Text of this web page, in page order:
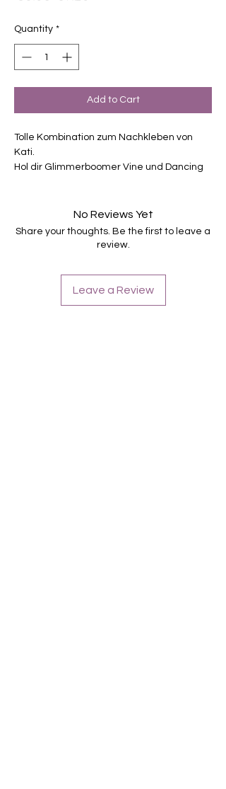
Quantity *
Add to Cart
Tolle Kombination zum Nachkleben von
Kati.
Hol dir Glimmerboomer Vine und Dancing
Exklusiv Design, nur erhältlich bei
Charming-Nails
selbstklebende Nagelfolien
Halten bis zu 14 Tage
No Reviews Yet
Share your thoughts. Be the first to leave a
review.
Leave a Review